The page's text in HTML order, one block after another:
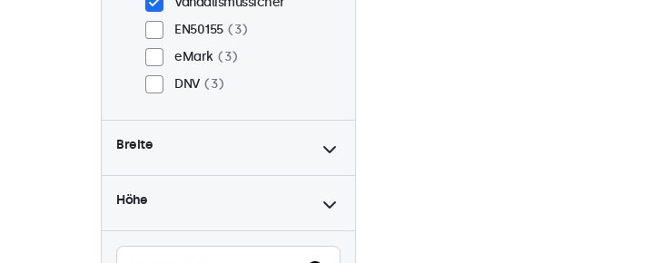
EN50155
3
eMark
3
DNV
3
Breite
Höhe